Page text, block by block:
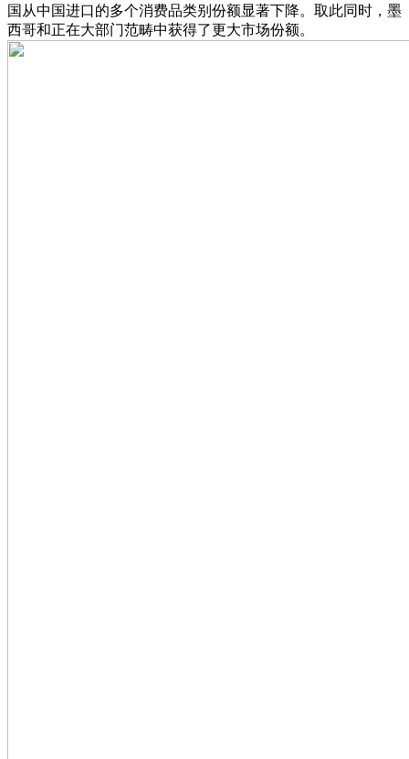
国从中国进口的多个消费品类别份额显著下降。取此同时，墨
西哥和正在大部门范畴中获得了更大市场份额。